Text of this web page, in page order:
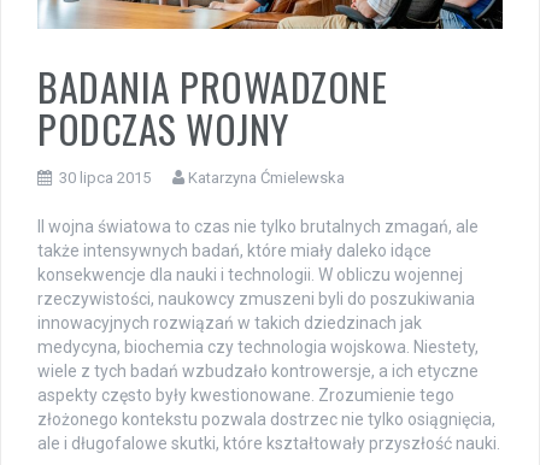
BADANIA PROWADZONE
PODCZAS WOJNY
30 lipca 2015 Katarzyna Ćmielewska
II wojna światowa to czas nie tylko brutalnych zmagań, ale
także intensywnych badań, które miały daleko idące
konsekwencje dla nauki i technologii. W obliczu wojennej
rzeczywistości, naukowcy zmuszeni byli do poszukiwania
innowacyjnych rozwiązań w takich dziedzinach jak
medycyna, biochemia czy technologia wojskowa. Niestety,
wiele z tych badań wzbudzało kontrowersje, a ich etyczne
aspekty często były kwestionowane. Zrozumienie tego
złożonego kontekstu pozwala dostrzec nie tylko osiągnięcia,
ale i długofalowe skutki, które kształtowały przyszłość nauki.